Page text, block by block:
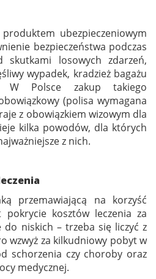
ubezpieczeniowym
bezpieczeństwa podczas
skutkami losowych zdarzeń,
wypadek, kradzież bagażu
W Polsce zakup takiego
(polisa wymagana
z obowiązkiem wizowym dla
kilka powodów, dla których
z nich.
przemawiającą na korzyść
kosztów leczenia za
do niskich – trzeba się liczyć z
wzwyż za kilkudniowy pobyt w
schorzenia czy choroby oraz
medycznej.